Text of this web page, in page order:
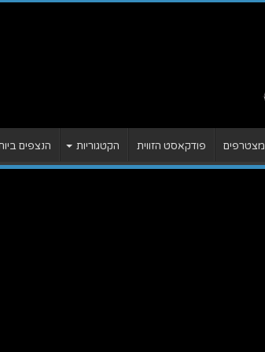
פודקאסט הזווית הקטגוריות הנצפים